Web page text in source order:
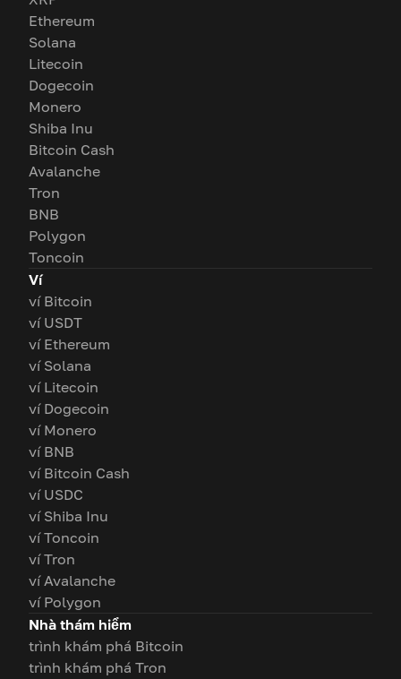
Ethereum
Solana
Litecoin
Dogecoin
Monero
Shiba Inu
Bitcoin Cash
Avalanche
Tron
BNB
Polygon
Toncoin
Ví
ví Bitcoin
ví USDT
ví Ethereum
ví Solana
ví Litecoin
ví Dogecoin
ví Monero
ví BNB
ví Bitcoin Cash
ví USDC
ví Shiba Inu
ví Toncoin
ví Tron
ví Avalanche
ví Polygon
Nhà thám hiểm
trình khám phá Bitcoin
trình khám phá Tron